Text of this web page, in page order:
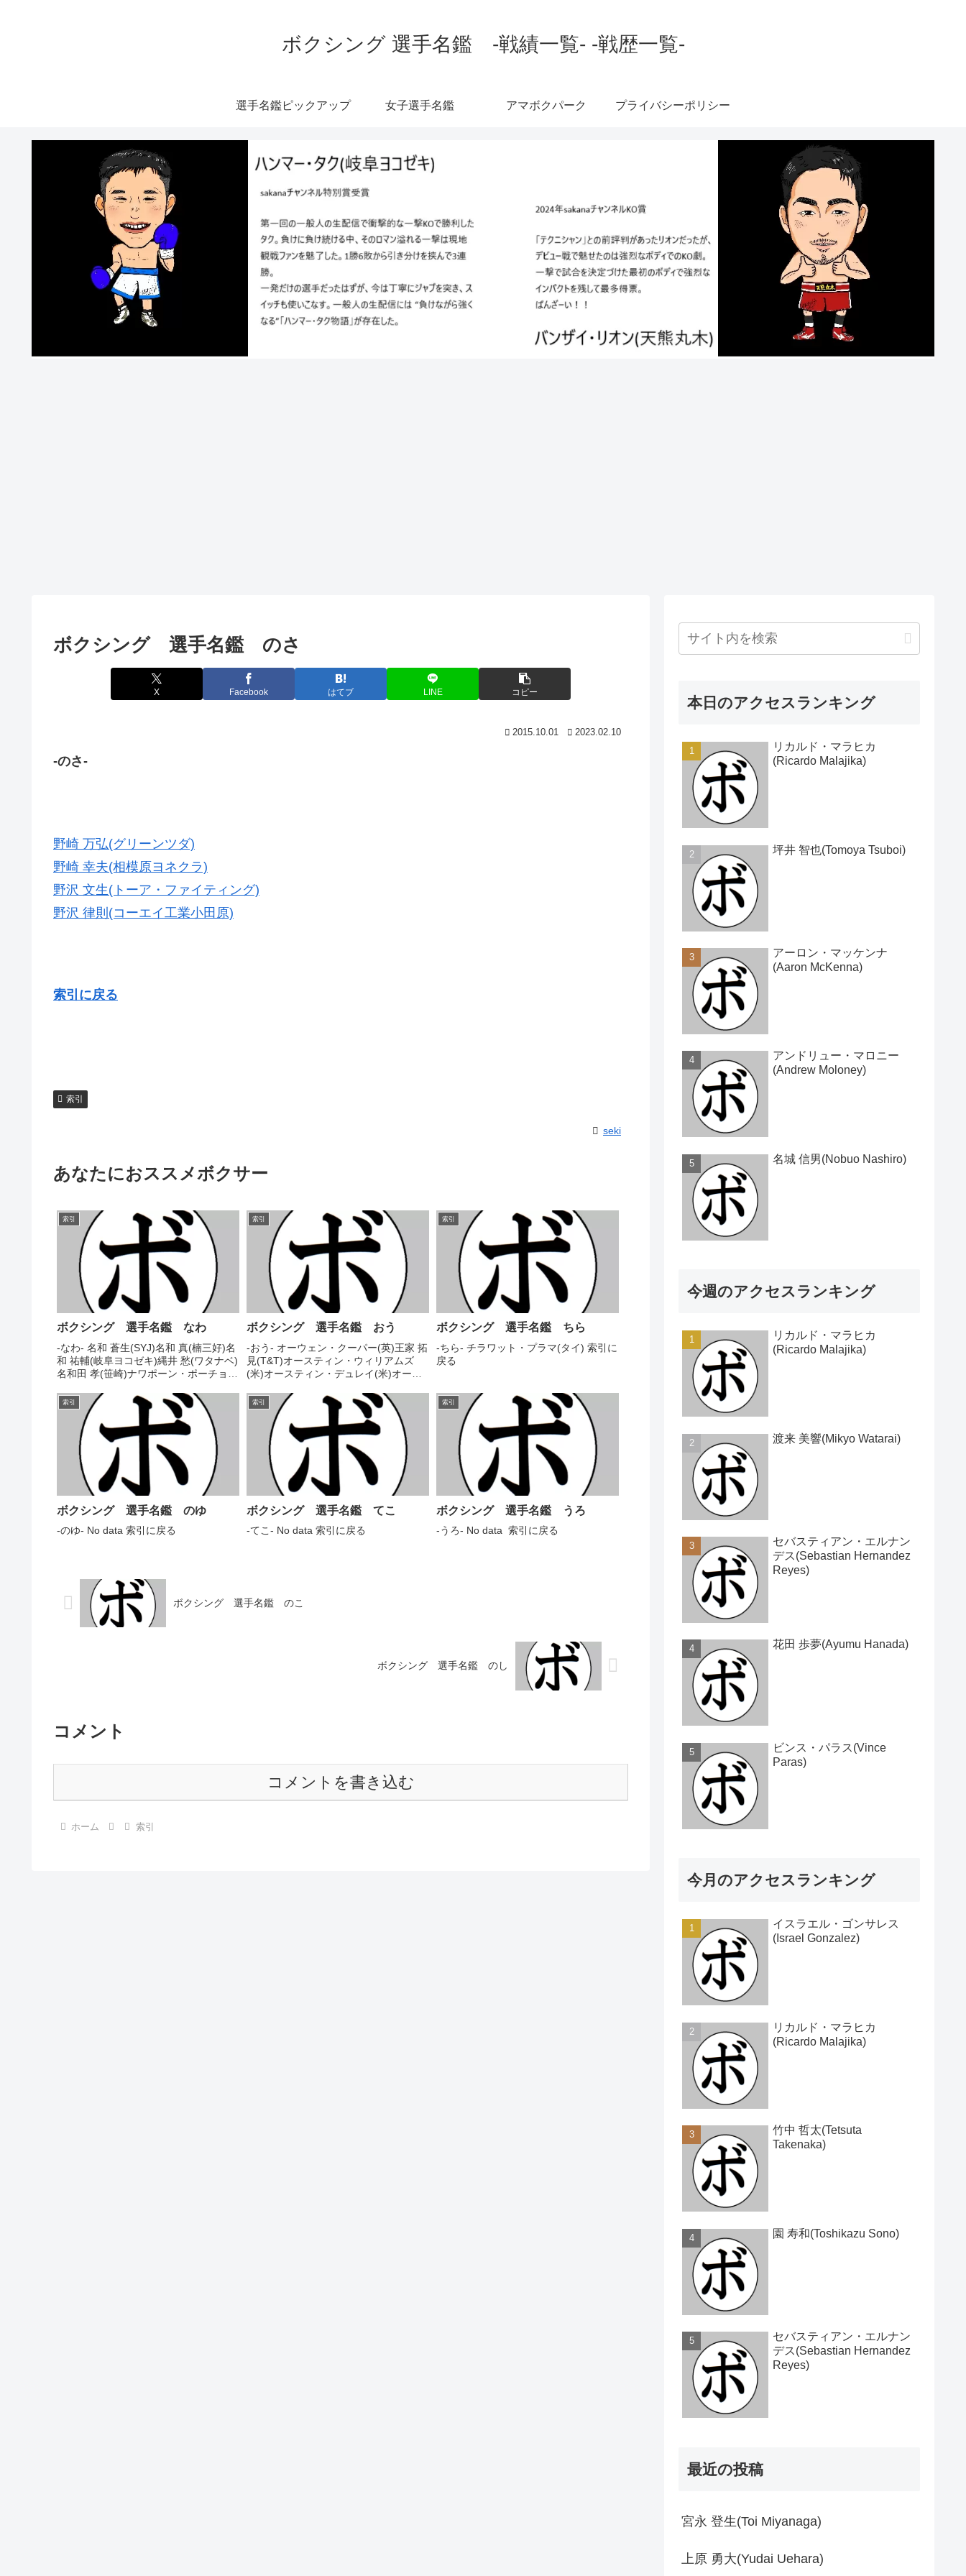
ボクシング 選手名鑑 -戦績一覧- -戦歴一覧-
選手名鑑ピックアップ 女子選手名鑑 アマボクパーク プライバシーポリシー
ボクシング 選手名鑑 のさ
X Facebook はてブ LINE コピー
2015.10.01 2023.02.10
-のさ-
野崎 万弘(グリーンツダ)
野崎 幸夫(相模原ヨネクラ)
野沢 文生(トーア・ファイティング)
野沢 律則(コーエイ工業小田原)
索引に戻る
索引
seki
あなたにおススメボクサー
索引
ボクシング 選手名鑑 なわ
-なわ- 名和 蒼生(SYJ)名和 真(楠三好)名
和 祐輔(岐阜ヨコゼキ)縄井 愁(ワタナベ)
名和田 孝(笹崎)ナワポーン・ポーチョー
索引
ボクシング 選手名鑑 おう
-おう- オーウェン・クーパー(英)王家 拓
見(T&T)オースティン・ウィリアムズ
(米)オースティン・デュレイ(米)オース
ムディ(英)オーストラリアン・ジム・ラ
イアン(豪)オーランド・ハビエルト(比)
索引
ボクシング 選手名鑑 ちら
-ちら- チラワット・プラマ(タイ) 索引に
戻る
索引
ボクシング 選手名鑑 のゆ
-のゆ- No data 索引に戻る
索引
ボクシング 選手名鑑 てこ
-てこ- No data 索引に戻る
索引
ボクシング 選手名鑑 うろ
-うろ- No data 索引に戻る
ボクシング 選手名鑑 のこ
ボクシング 選手名鑑 のし
コメント
コメントを書き込む
ホーム 索引
本日のアクセスランキング
リカルド・マラヒカ
(Ricardo Malajika)
坪井 智也(Tomoya Tsuboi)
アーロン・マッケンナ
(Aaron McKenna)
アンドリュー・マロニー
(Andrew Moloney)
名城 信男(Nobuo Nashiro)
今週のアクセスランキング
リカルド・マラヒカ
(Ricardo Malajika)
渡来 美響(Mikyo Watarai)
セバスティアン・エルナン
デス(Sebastian Hernandez
Reyes)
花田 歩夢(Ayumu Hanada)
ビンス・パラス(Vince
Paras)
今月のアクセスランキング
イスラエル・ゴンサレス
(Israel Gonzalez)
リカルド・マラヒカ
(Ricardo Malajika)
竹中 哲太(Tetsuta
Takenaka)
園 寿和(Toshikazu Sono)
セバスティアン・エルナン
デス(Sebastian Hernandez
Reyes)
最近の投稿
宮永 登生(Toi Miyanaga)
上原 勇大(Yudai Uehara)